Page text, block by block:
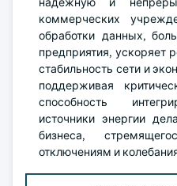
коммерческих
обработки данных,
предприятия, ускоряет
стабильность сети и
поддерживая
способность
источники энергии
бизнеса,
отключениям и